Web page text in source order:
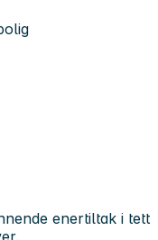
enertiltak i tett